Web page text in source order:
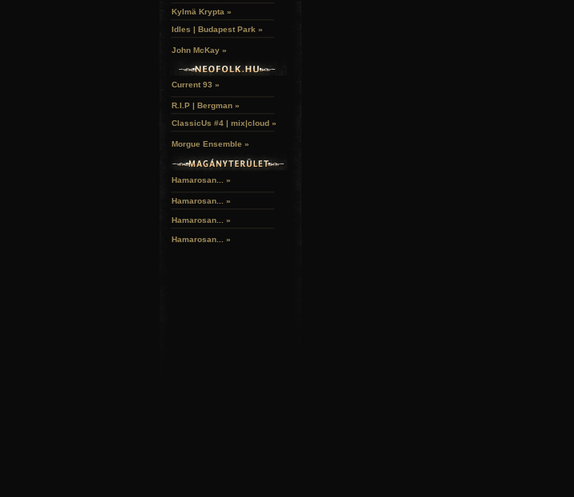
Kylmä Krypta »
Idles | Budapest Park »
John McKay »
Current 93 »
R.I.P | Bergman »
ClassicUs #4 | mix|cloud »
Morgue Ensemble »
Hamarosan... »
Hamarosan... »
Hamarosan... »
Hamarosan... »